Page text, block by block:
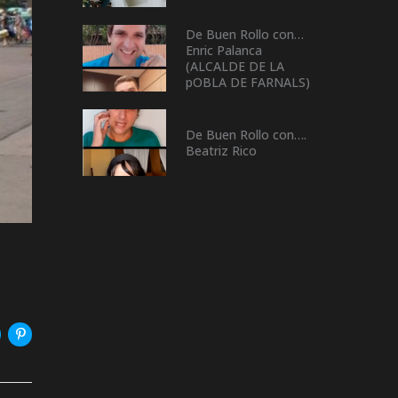
De Buen Rollo con…
Enric Palanca
(ALCALDE DE LA
pOBLA DE FARNALS)
De Buen Rollo con….
Beatriz Rico